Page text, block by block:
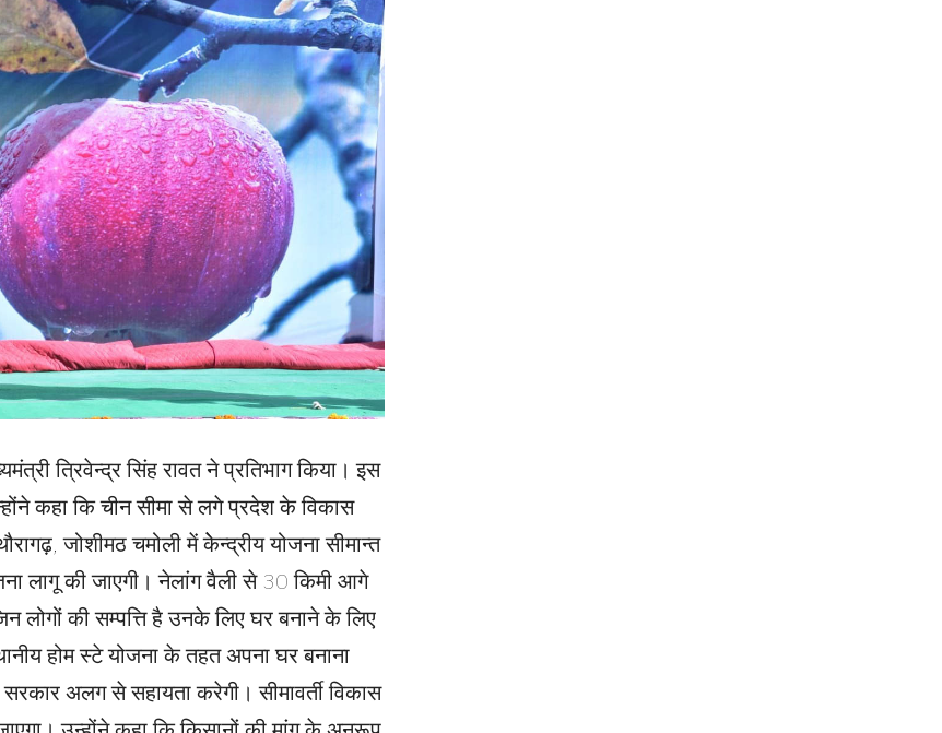
त्रिवेन्द्र सिंह रावत ने प्रतिभाग किया। इस
कहा कि चीन सीमा से लगे प्रदेश के विकास
जोशीमठ चमोली में केेन्द्रीय योजना सीमान्त
लागू की जाएगी। नेलांग वैली से 30 किमी आगे
लोगों की सम्पत्ति है उनके लिए घर बनाने के लिए
होम स्टे योजना के तहत अपना घर बनाना
अलग से सहायता करेगी। सीमावर्ती विकास